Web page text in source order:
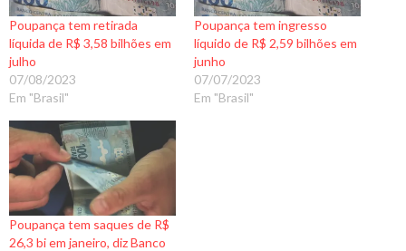
Poupança tem retirada
líquida de R$ 3,58 bilhões em
julho
07/08/2023
Em "Brasil"
Poupança tem ingresso
líquido de R$ 2,59 bilhões em
junho
07/07/2023
Em "Brasil"
Poupança tem saques de R$
26,3 bi em janeiro, diz Banco